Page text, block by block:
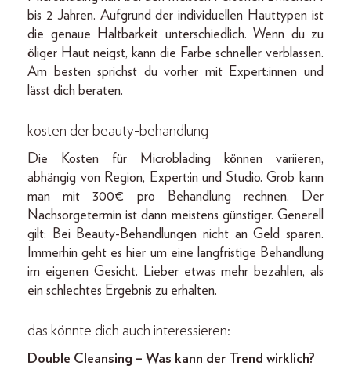
bis 2 Jahren. Aufgrund der individuellen Hauttypen ist
die genaue Haltbarkeit unterschiedlich. Wenn du zu
öliger Haut neigst, kann die Farbe schneller verblassen.
Am besten sprichst du vorher mit Expert:innen und
lässt dich beraten.
kosten der beauty-behandlung
Die Kosten für Microblading können variieren,
abhängig von Region, Expert:in und Studio. Grob kann
man mit 300€ pro Behandlung rechnen. Der
Nachsorgetermin ist dann meistens günstiger. Generell
gilt: Bei Beauty-Behandlungen nicht an Geld sparen.
Immerhin geht es hier um eine langfristige Behandlung
im eigenen Gesicht. Lieber etwas mehr bezahlen, als
ein schlechtes Ergebnis zu erhalten.
das könnte dich auch interessieren:
Double Cleansing – Was kann der Trend wirklich?